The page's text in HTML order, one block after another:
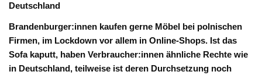
Deutschland
Brandenburger:innen kaufen gerne Möbel bei polnischen
Firmen, im Lockdown vor allem in Online-Shops. Ist das
Sofa kaputt, haben Verbraucher:innen ähnliche Rechte wie
in Deutschland, teilweise ist deren Durchsetzung noch